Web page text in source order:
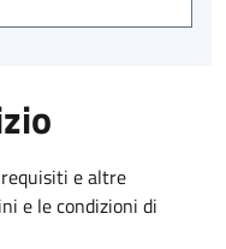
e altre
e le condizioni di